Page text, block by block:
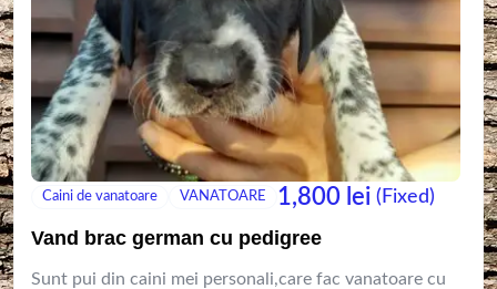
Caini de vanatoare VANATOARE 1,800 lei (Fixed)
Vand brac german cu pedigree
Sunt pui din caini mei personali,care fac vanatoare cu